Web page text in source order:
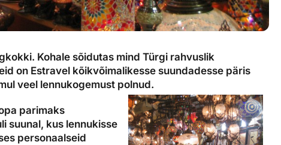
Kohale sõidutas mind Türgi rahvuslik
on Estravel kõikvõimalikesse suundadesse päris
veel lennukogemust polnud.
parimaks
suunal, kus lennukisse
personaalseid